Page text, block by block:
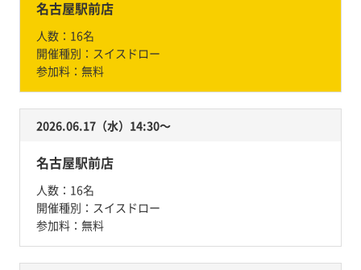
名古屋駅前店
人数： 16名
開催種別： スイスドロー
参加料： 無料
2026.06.17（水）14:30〜
名古屋駅前店
人数： 16名
開催種別： スイスドロー
参加料： 無料